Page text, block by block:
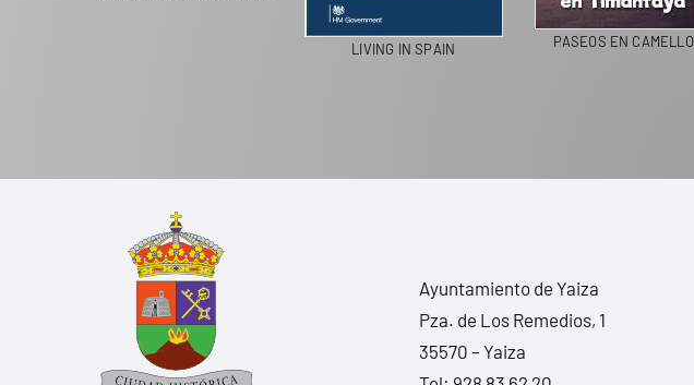
LIVING IN SPAIN PASEOS EN CAMELLO
Ayuntamiento de Yaiza
Pza. de Los Remedios, 1
35570 – Yaiza